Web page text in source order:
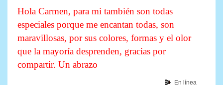
Hola Carmen, para mi también son todas
especiales porque me encantan todas, son
maravillosas, por sus colores, formas y el olor
que la mayoría desprenden, gracias por
compartir. Un abrazo
En línea